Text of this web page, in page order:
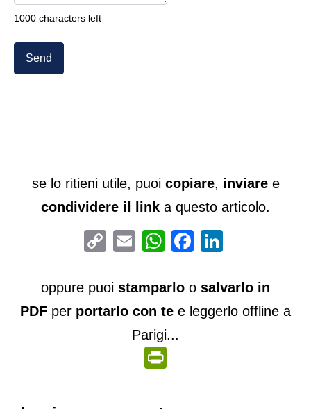
1000 characters left
Send
se lo ritieni utile, puoi copiare, inviaree
condividere il link a questo articolo.
Copy
Link
Email WhatsAppFacebook
oppure puoi stamparlo o salvarlo in
PDF per portarlo con te e leggerlo offline a
Parigi...